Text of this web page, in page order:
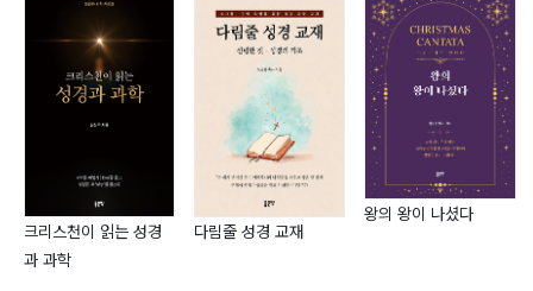
언제나 어디서나
유일한 나의 소망
그리움에 다시금
어두운 밤 깊어 갈수록
나 거기 영원히
그 곳에
크리스천이 읽는 성경
과 과학
다림줄 성경 교재
왕의 왕이 나셨다